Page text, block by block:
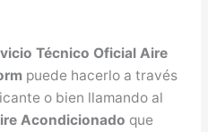
Técnico Oficial Aire
puede hacerlo a través
o bien llamando al
Acondicionado que